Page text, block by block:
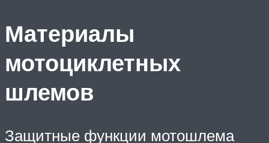
Материалы
мотоциклетных
шлемов
Защитные функции мотошлема